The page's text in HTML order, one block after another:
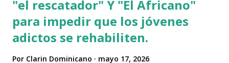
"el rescatador" Y "El Africano"
para impedir que los jóvenes
adictos se rehabiliten.
Por Clarin Dominicano mayo 17, 2026